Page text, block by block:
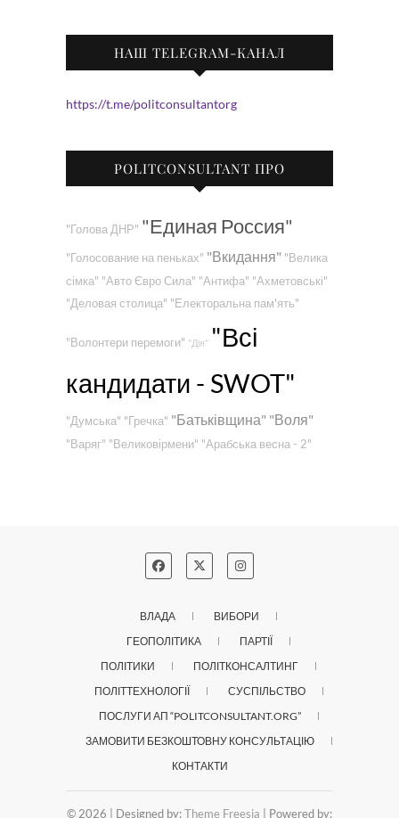
НАШ TELEGRAM-КАНАЛ
https://t.me/politconsultantorg
POLITCONSULTANT ПРО
"Голова ДНР" "Единая Россия"
"Голосование на пеньках" "Вкидання" "Велика
сімка" "Авто Євро Сила" "Антифа" "Ахметовські"
"Деловая столица" "Електоральна пам'ять"
"Волонтери перемоги" "Дія" "Всі
кандидати - SWOT"
"Думська" "Гречка" "Батьківщина" "Воля"
"Варяг" "Великовірмени" "Арабська весна - 2"
ВЛАДА
ВИБОРИ
ГЕОПОЛІТИКА
ПАРТІЇ
ПОЛІТИКИ
ПОЛІТКОНСАЛТИНГ
ПОЛІТТЕХНОЛОГІЇ
СУСПІЛЬСТВО
ПОСЛУГИ АП “POLITCONSULTANT.ORG”
ЗАМОВИТИ БЕЗКОШТОВНУ КОНСУЛЬТАЦІЮ
КОНТАКТИ
© 2026 | Designed by:Theme Freesia | Powered by: